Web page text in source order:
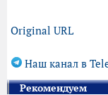
Original URL
Наш канал в
Рекомендуем